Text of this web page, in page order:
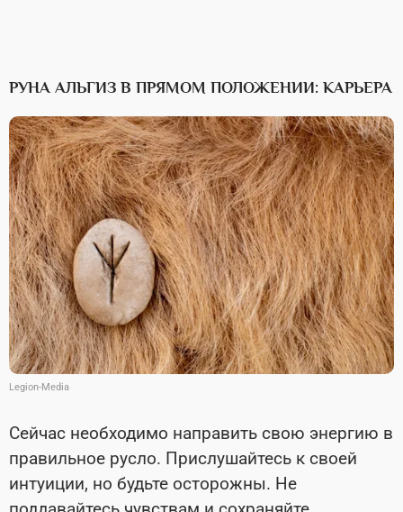
РУНА АЛЬГИЗ В ПРЯМОМ ПОЛОЖЕНИИ: КАРЬЕРА
Legion-Media
Сейчас необходимо направить свою энергию в
правильное русло. Прислушайтесь к своей
интуиции, но будьте осторожны. Не